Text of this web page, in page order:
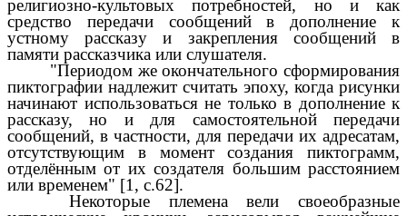
религиозно-культовых потребностей, но и как
средство передачи сообщений в дополнение к
устному рассказу и закрепления сообщений в
памяти рассказчика или слушателя.
"Периодом же окончательного сформирования
пиктографии надлежит считать эпоху, когда рисунки
начинают использоваться не только в дополнение к
рассказу, но и для самостоятельной передачи
сообщений, в частности, для передачи их адресатам,
отсутствующим в момент создания пиктограмм,
отделённым от их создателя большим расстоянием
или временем" [1, с.62].
Некоторые племена вели своеобразные